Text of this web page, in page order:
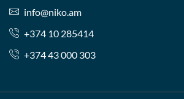
info@niko.am
+374 10 285414
+374 43 000 303